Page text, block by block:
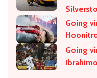
Going
Going